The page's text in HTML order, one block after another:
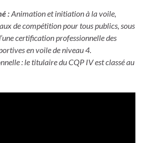
:Animation et initiation à la voile,
de compétition pour tous publics, sous
certification professionnelle des
en voile de niveau 4.
: le titulaire du CQP IV est classé au